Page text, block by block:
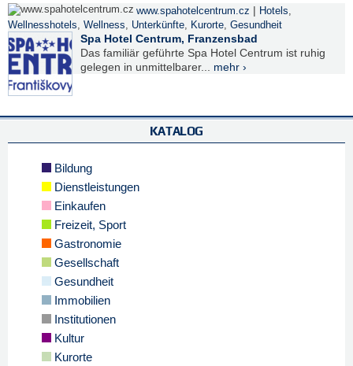
www.spahotelcentrum.cz | Hotels,
Wellnesshotels, Wellness, Unterkünfte, Kurorte, Gesundheit
Spa Hotel Centrum, Franzensbad
Das familiär geführte Spa Hotel Centrum ist ruhig
gelegen in unmittelbarer... mehr ›
KATALOG
Bildung
Dienstleistungen
Einkaufen
Freizeit, Sport
Gastronomie
Gesellschaft
Gesundheit
Immobilien
Institutionen
Kultur
Kurorte